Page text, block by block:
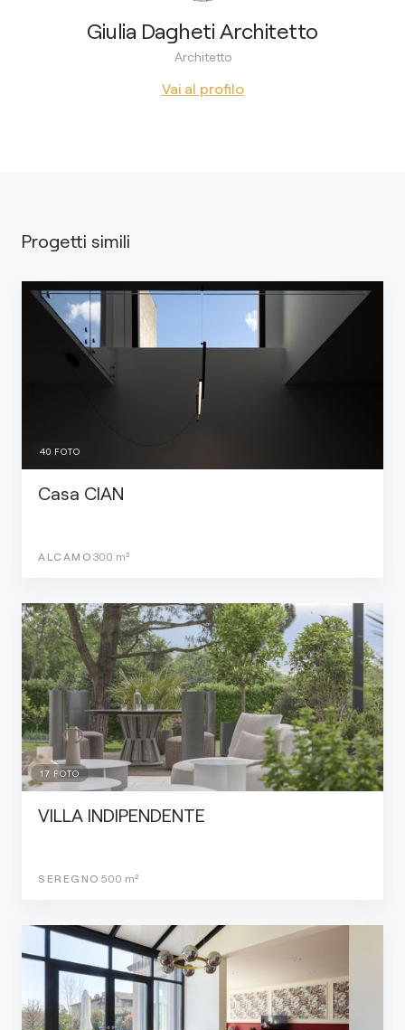
Giulia Dagheti Architetto
Architetto
Vai al profilo
Progetti simili
40 FOTO
Casa CIAN
ALCAMO 300 m²
17 FOTO
VILLA INDIPENDENTE
SEREGNO 500 m²